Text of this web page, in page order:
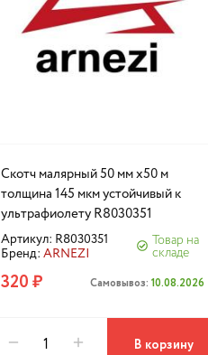
Скотч малярный 50 мм x50 м
толщина 145 мкм устойчивый к
ультрафиолету R8030351
Артикул: R8030351
Бренд: ARNEZI
Товар на
складе
320 ₽ Самовывоз:10.08.2026
В корзину